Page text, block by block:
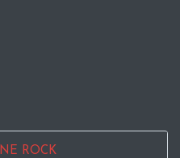
ROCK